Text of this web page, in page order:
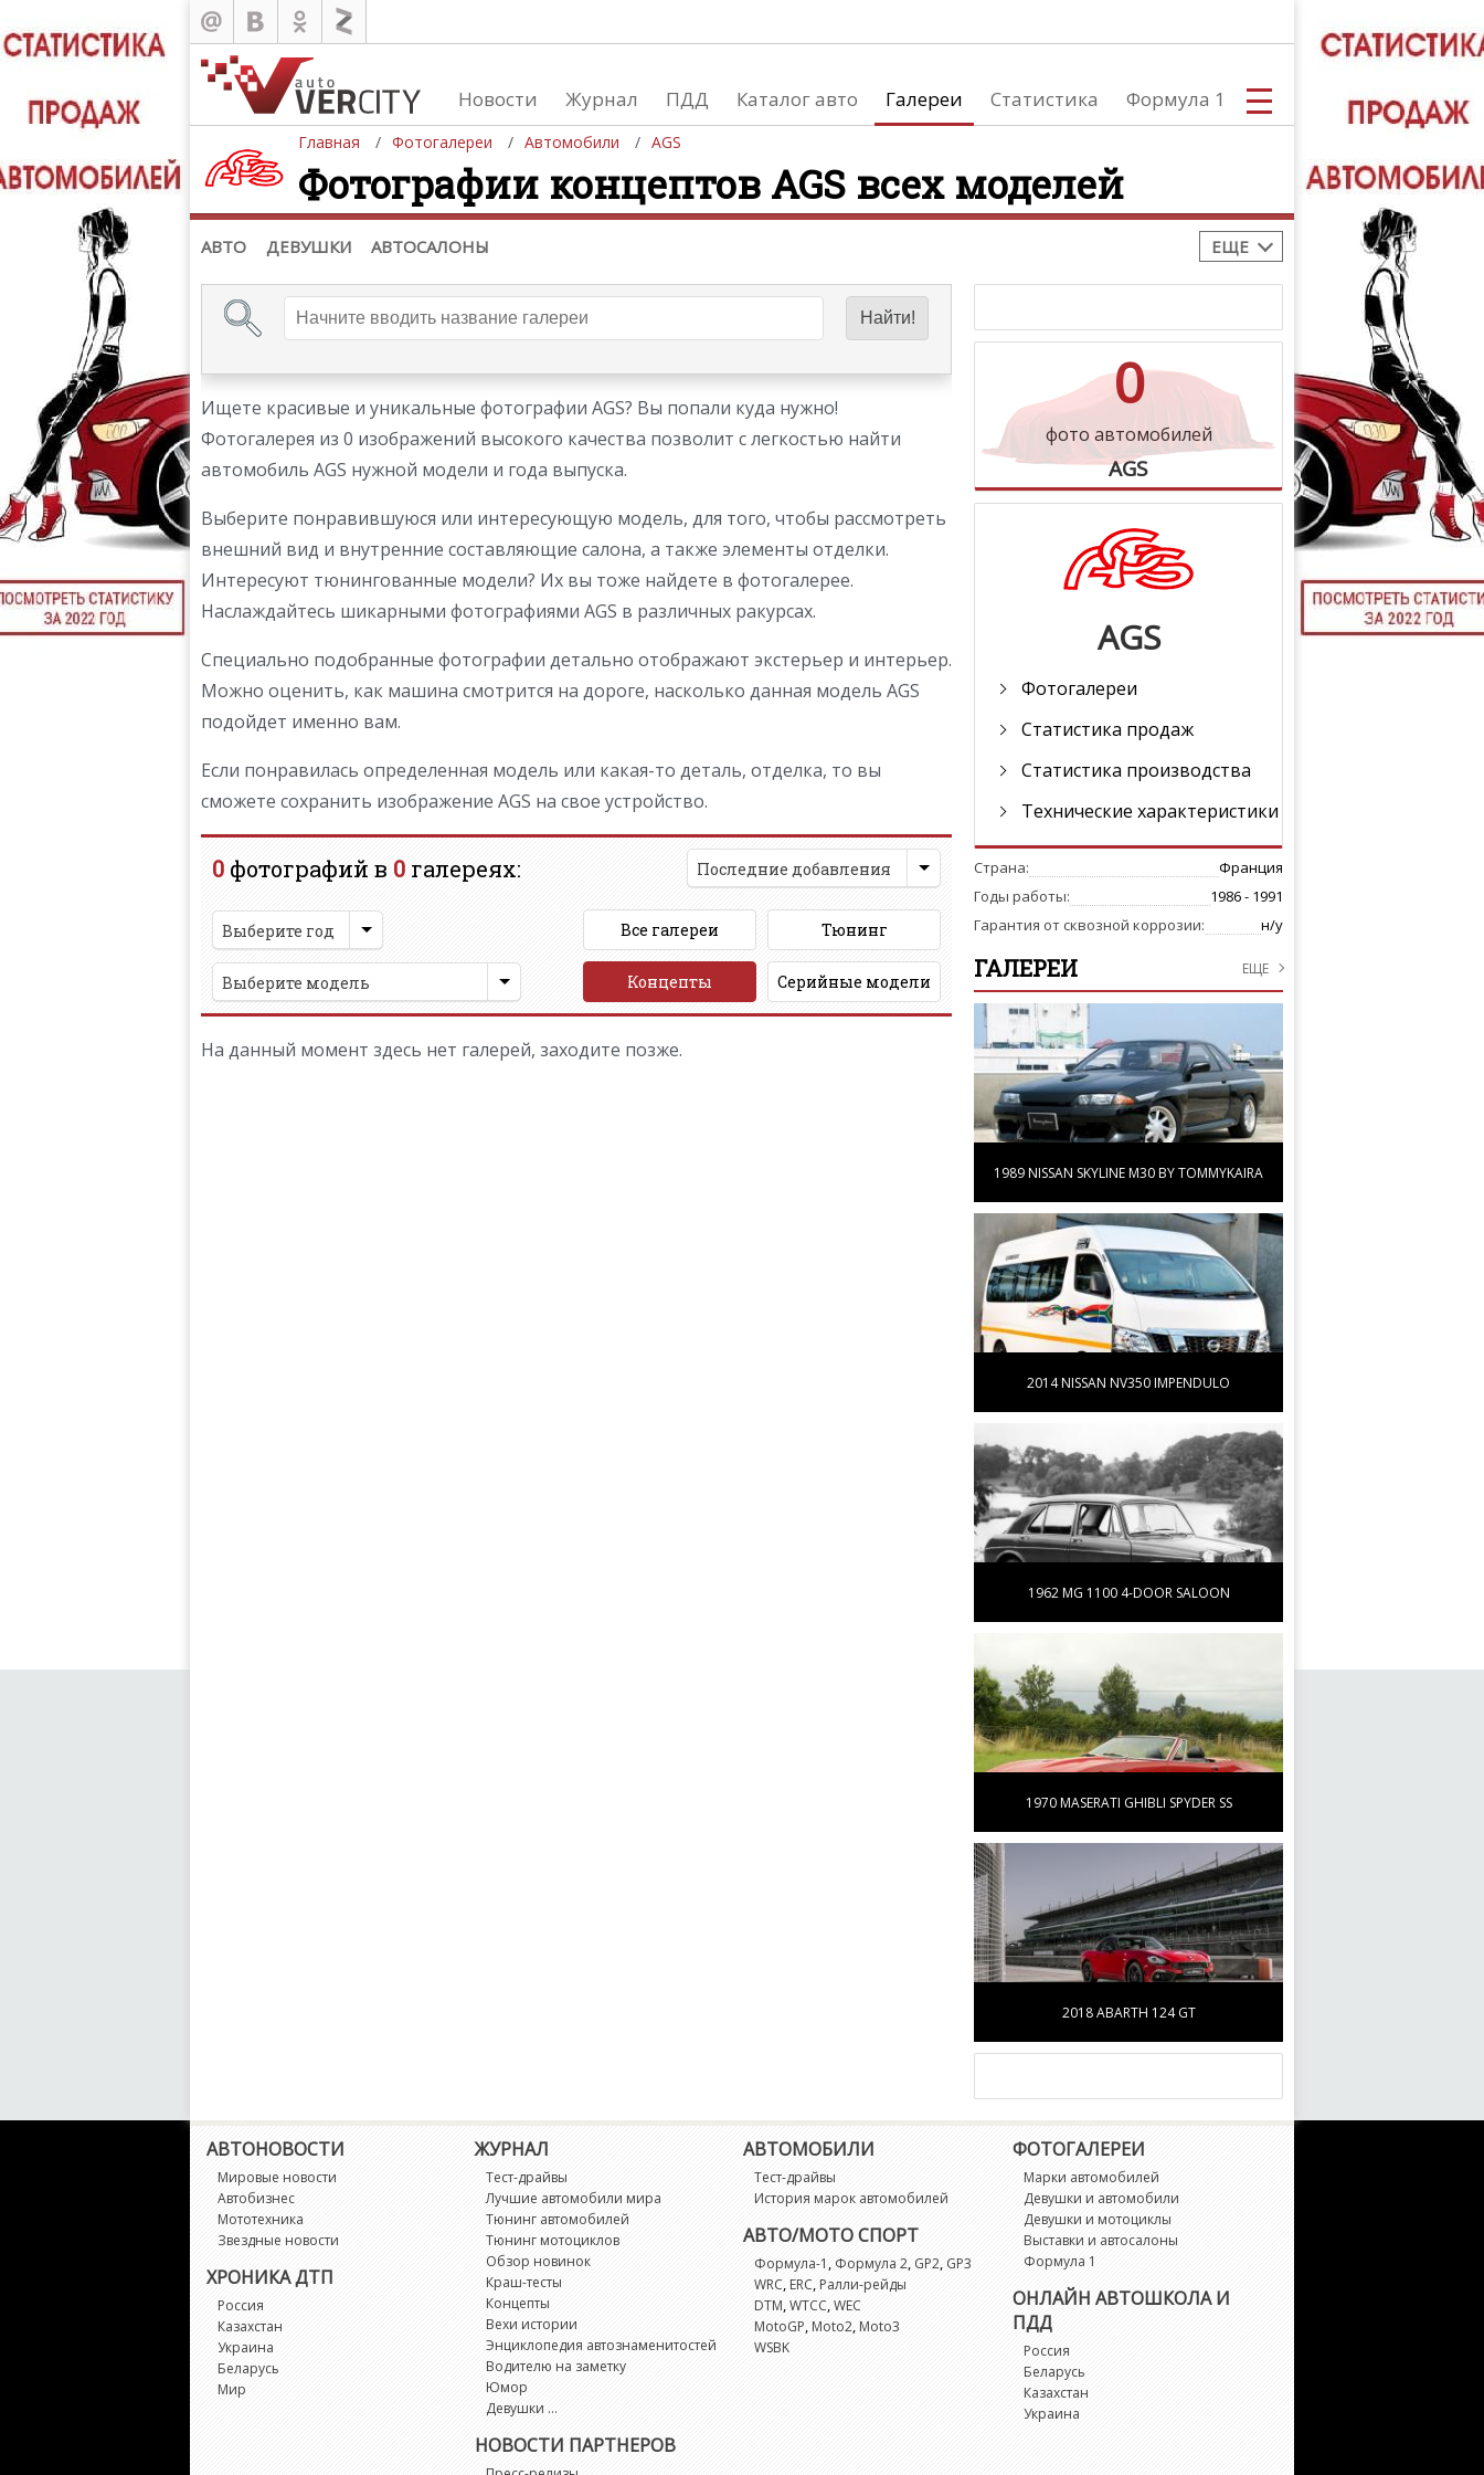
Новости Журнал ПДД Каталог авто Галереи Статистика Формула 1
ТЮНИНГ
ТЮНИНГ
Главная Фотогалереи Автомобили AGS
Фотографии концептов AGS всех моделей
АВТО ДЕВУШКИ АВТОСАЛОНЫ ЕЩЕ
Автомобили
Последние добавления
Список марок
(+1102)
Девушки
Девушки и автомобили
Девушки и мото
Автосалоны
Список мировых автосалонов
Ищете красивые и уникальные фотографии AGS? Вы попали куда нужно!
Фотогалерея из 0 изображений высокого качества позволит с легкостью найти
автомобиль AGS нужной модели и года выпуска.
Выберите понравившуюся или интересующую модель, для того, чтобы рассмотреть
внешний вид и внутренние составляющие салона, а также элементы отделки.
Интересуют тюнингованные модели? Их вы тоже найдете в фотогалерее.
Наслаждайтесь шикарными фотографиями AGS в различных ракурсах.
Специально подобранные фотографии детально отображают экстерьер и интерьер.
Можно оценить, как машина смотрится на дороге, насколько данная модель AGS
подойдет именно вам.
Если понравилась определенная модель или какая-то деталь, отделка, то вы
сможете сохранить изображение AGS на свое устройство.
0 фотографий в 0 галереях: Последние добавления
Выберите год Все галереи Тюнинг
Выберите модель Концепты Серийные модели
На данный момент здесь нет галерей, заходите позже.
0
фото автомобилей
AGS
AGS
Фотогалереи
Статистика продаж
Статистика производства
Технические характеристики
Страна:
Франция
Годы работы:
1986 - 1991
Гарантия от сквозной коррозии:
н/у
ГАЛЕРЕИ ЕЩЕ
1989 NISSAN SKYLINE M30 BY TOMMYKAIRA
2014 NISSAN NV350 IMPENDULO
1962 MG 1100 4-DOOR SALOON
1970 MASERATI GHIBLI SPYDER SS
2018 ABARTH 124 GT
АВТОНОВОСТИ
Мировые новости
Автобизнес
Мототехника
Звездные новости
ХРОНИКА ДТП
Россия
Казахстан
Украина
Беларусь
Мир
ЖУРНАЛ
Тест-драйвы
Лучшие автомобили мира
Тюнинг автомобилей
Тюнинг мотоциклов
Обзор новинок
Краш-тесты
Концепты
Вехи истории
Энциклопедия автознаменитостей
Водителю на заметку
Юмор
Девушки ...
НОВОСТИ ПАРТНЕРОВ
АВТОМОБИЛИ
Тест-драйвы
История марок автомобилей
АВТО/МОТО СПОРТ
Формула-1 , Формула 2, GP2, GP3
WRC,ERC,Ралли-рейды
DTM,WTCC,WEC
MotoGP,Moto2,Moto3
WSBK
ФОТОГАЛЕРЕИ
Марки автомобилей
Девушки и автомобили
Девушки и мотоциклы
Выставки и автосалоны
Формула 1
ОНЛАЙН АВТОШКОЛА И
ПДД
Россия
Беларусь
Казахстан
Украина